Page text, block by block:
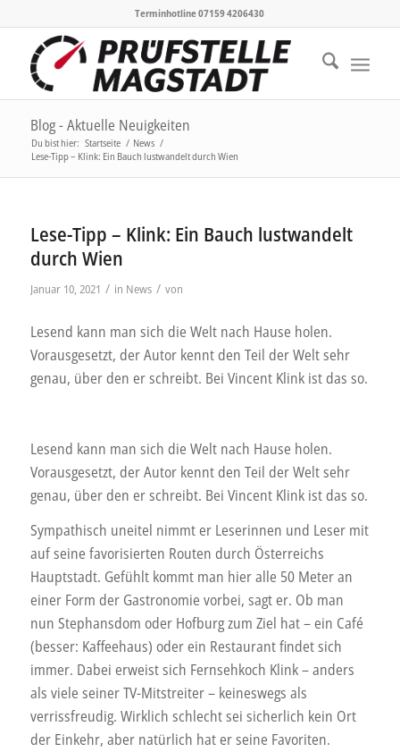
Terminhotline 07159 4206430
Blog - Aktuelle Neuigkeiten
Du bist hier: Startseite / News /
Lese-Tipp – Klink: Ein Bauch lustwandelt durch Wien
Lese-Tipp – Klink: Ein Bauch lustwandelt
durch Wien
Januar 10, 2021 / in News / von
Lesend kann man sich die Welt nach Hause holen.
Vorausgesetzt, der Autor kennt den Teil der Welt sehr
genau, über den er schreibt. Bei Vincent Klink ist das so.
Lesend kann man sich die Welt nach Hause holen.
Vorausgesetzt, der Autor kennt den Teil der Welt sehr
genau, über den er schreibt. Bei Vincent Klink ist das so.
Sympathisch uneitel nimmt er Leserinnen und Leser mit
auf seine favorisierten Routen durch Österreichs
Hauptstadt. Gefühlt kommt man hier alle 50 Meter an
einer Form der Gastronomie vorbei, sagt er. Ob man
nun Stephansdom oder Hofburg zum Ziel hat – ein Café
(besser: Kaffeehaus) oder ein Restaurant findet sich
immer. Dabei erweist sich Fernsehkoch Klink – anders
als viele seiner TV-Mitstreiter – keineswegs als
verrissfreudig. Wirklich schlecht sei sicherlich kein Ort
der Einkehr, aber natürlich hat er seine Favoriten.